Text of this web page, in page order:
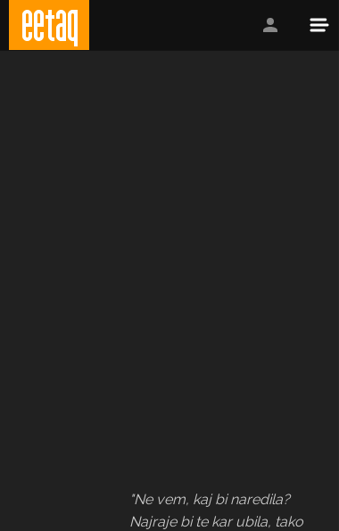
"Ne vem, kaj bi naredila?
Najraje bi te kar ubila, tako